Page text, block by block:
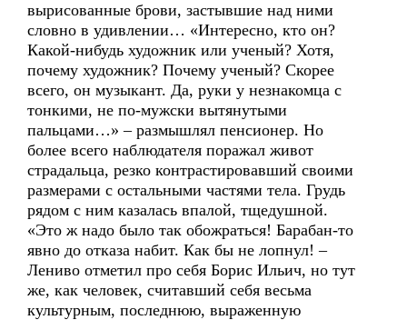
вырисованные брови, застывшие над ними
словно в удивлении… «Интересно, кто он?
Какой-нибудь художник или ученый? Хотя,
почему художник? Почему ученый? Скорее
всего, он музыкант. Да, руки у незнакомца с
тонкими, не по-мужски вытянутыми
пальцами…» – размышлял пенсионер. Но
более всего наблюдателя поражал живот
страдальца, резко контрастировавший своими
размерами с остальными частями тела. Грудь
рядом с ним казалась впалой, тщедушной.
«Это ж надо было так обожраться! Барабан-то
явно до отказа набит. Как бы не лопнул! –
Лениво отметил про себя Борис Ильич, но тут
же, как человек, считавший себя весьма
культурным, последнюю, выраженную